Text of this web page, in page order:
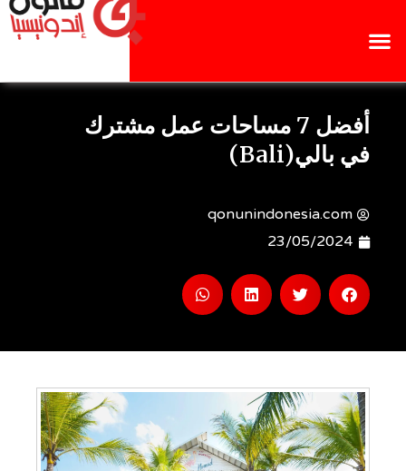
أفضل 7 مساحات عمل مشترك
في بالي(Bali)
qonunindonesia.com
23/05/2024